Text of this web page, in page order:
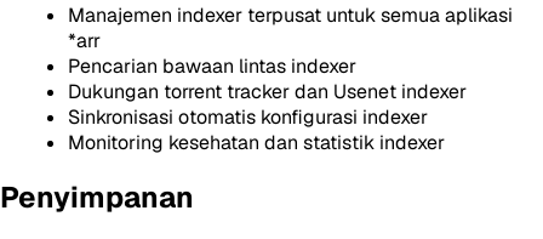
Manajemen indexer terpusat untuk semua aplikasi
*arr
Pencarian bawaan lintas indexer
Dukungan torrent tracker dan Usenet indexer
Sinkronisasi otomatis konfigurasi indexer
Monitoring kesehatan dan statistik indexer
Penyimpanan